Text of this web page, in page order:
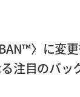
〉に変
注目のバッ